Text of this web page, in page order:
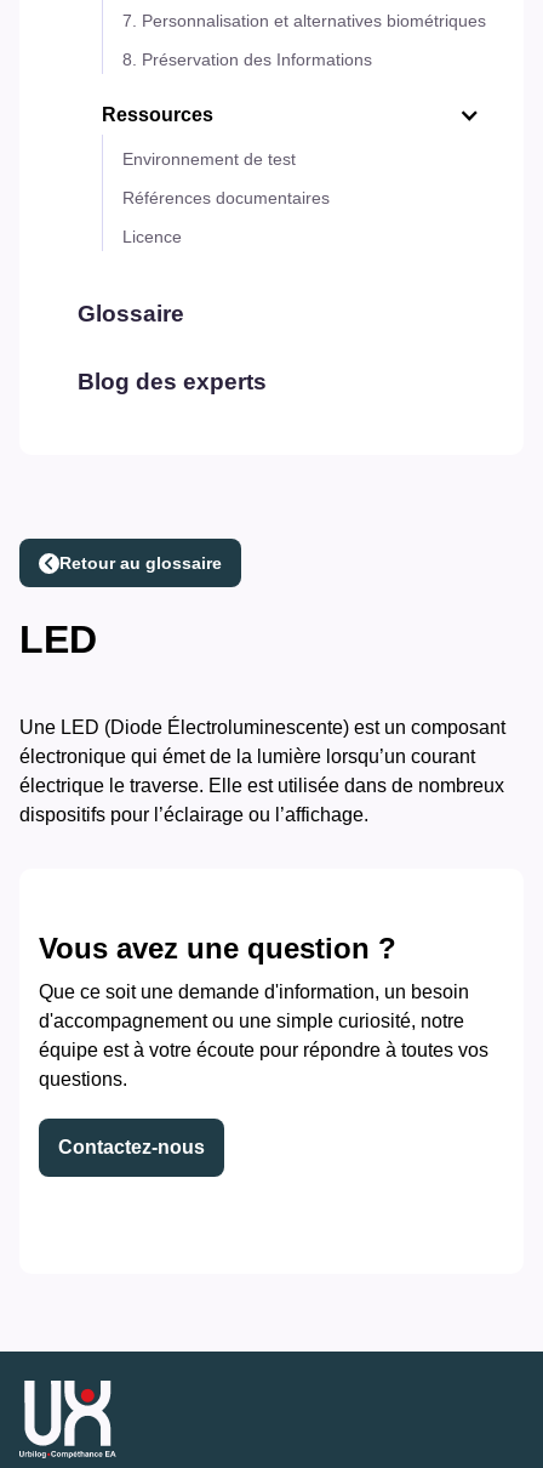
7. Personnalisation et alternatives biométriques
8. Préservation des Informations
Ressources
Environnement de test
Références documentaires
Licence
Glossaire
Blog des experts
Retour au glossaire
LED
Une LED (Diode Électroluminescente) est un composant
électronique qui émet de la lumière lorsqu’un courant
électrique le traverse. Elle est utilisée dans de nombreux
dispositifs pour l’éclairage ou l’affichage.
Vous avez une question ?
Que ce soit une demande d'information, un besoin
d'accompagnement ou une simple curiosité, notre
équipe est à votre écoute pour répondre à toutes vos
questions.
Contactez-nous